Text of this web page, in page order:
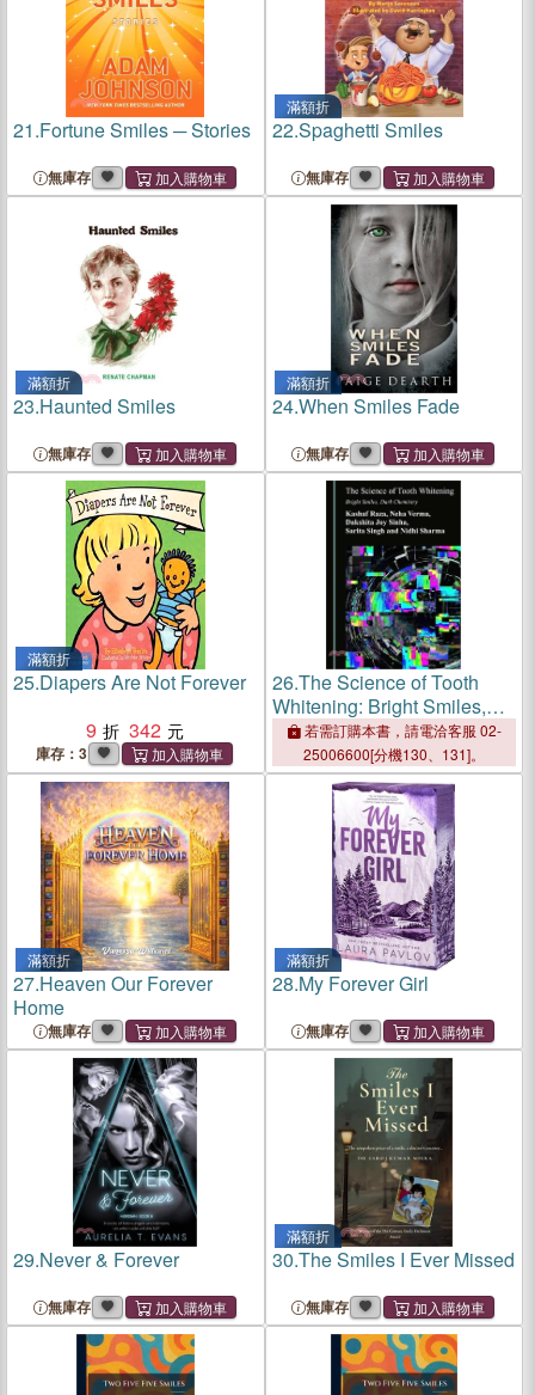
21.Fortune Smiles ─ Stories
無庫存
滿額折
22.Spaghetti Smiles
無庫存
滿額折
23.Haunted Smiles
無庫存
滿額折
24.When Smiles Fade
無庫存
滿額折
25.Diapers Are Not Forever
9
342
庫存：3
26.The Science of Tooth
Whitening: Bright Smiles,
Dark Chemistry
若需訂購本書，請電洽客服 02-
25006600[分機130、131]。
滿額折
27.Heaven Our Forever
Home
無庫存
滿額折
28.My Forever Girl
無庫存
29.Never & Forever
無庫存
滿額折
30.The Smiles I Ever Missed
無庫存